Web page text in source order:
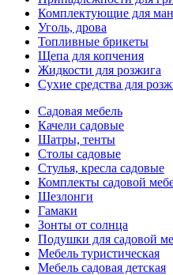
Комплектующие для
Уголь, дрова
Топливные брикеты
Щепа для копчения
Жидкости для розжига
Сухие средства для
Садовая мебель
Качели садовые
Шатры, тенты
Столы садовые
Стулья, кресла садовые
Комплекты садовой
Шезлонги
Гамаки
Зонты от солнца
Подушки для садовой
Мебель туристическая
Мебель садовая детская